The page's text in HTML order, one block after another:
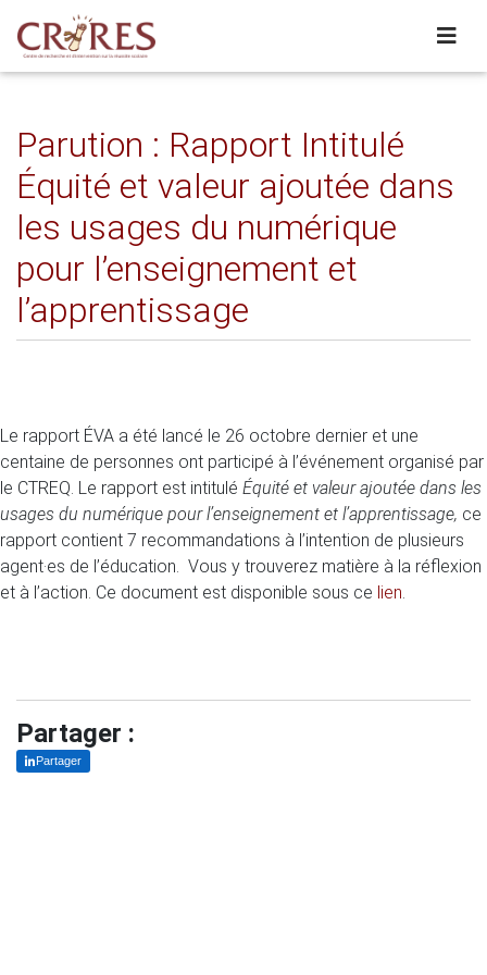
Parution : Rapport Intitulé
Équité et valeur ajoutée dans
les usages du numérique
pour l’enseignement et
l’apprentissage
Le rapport ÉVA a été lancé le 26 octobre dernier et une
centaine de personnes ont participé à l’événement organisé par
le CTREQ. Le rapport est intitulé Équité et valeur ajoutée dans les
usages du numérique pour l’enseignement et l’apprentissage, ce
rapport contient 7 recommandations à l’intention de plusieurs
agent·es de l’éducation. Vous y trouverez matière à la réflexion
et à l’action. Ce document est disponible sous ce lien.
Partager :
Partager